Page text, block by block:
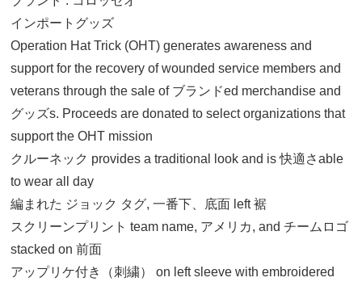
インポートグッズ
Operation Hat Trick (OHT) generates awareness and
support for the recovery of wounded service members and
veterans through the sale of ブランドed merchandise and
グッズs. Proceeds are donated to select organizations that
support the OHT mission
クルーネック provides a traditional look and is 快適さable
to wear all day
編まれた ジョック タグ, 一番下、底面 left 裾
スクリーンプリント team name, アメリカ, and チームロゴ
stacked on 前面
アップリケ付き（刺繍） on left sleeve with embroidered
ジュニア XS
11,120円(税込)